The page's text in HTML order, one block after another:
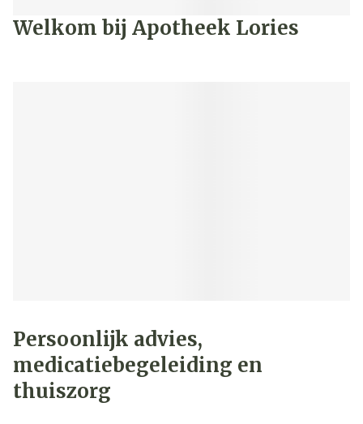
Welkom bij Apotheek Lories
Persoonlijk advies,
medicatiebegeleiding en
thuiszorg